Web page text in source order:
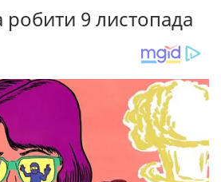
9 листопада